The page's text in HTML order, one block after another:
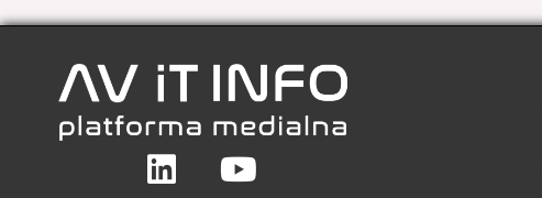
LinkedinYoutube